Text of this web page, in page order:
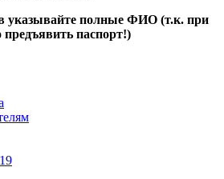
указывайте полные ФИО (т.к. при
предъявить паспорт!)